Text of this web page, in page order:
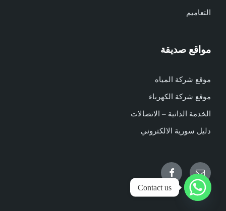
التعاميم
مواقع صديقة
موقع شركة المياه
موقع شركة الكهرباء
الخدمة الذاتية – الاتصالات
دليل سورية الالكتروني
Email
Facebook
Contact us